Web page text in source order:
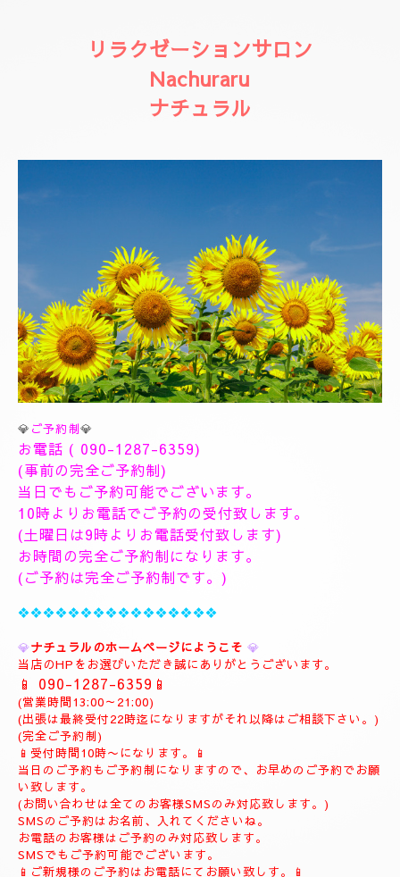
リラクゼーションサロン
Nachuraru
ナチュラル
💎ご予約制💎
お電話 ( 090-1287-6359
(事前の完全ご予約制)
当日でもご予約可能でございます。
10時よりお電話でご予約の受付致します。
(土曜日は9時よりお電話受付致します)
お時間の完全ご予約制になります。
(ご予約は完全ご予約制です。)
❖❖❖❖❖❖❖❖❖❖❖❖❖❖❖❖